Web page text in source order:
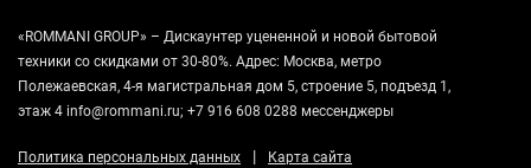
«ROMMANI GROUP» – Дискаунтер уцененной и новой бытовой
техники со скидками от 30-80%. Адрес: Москва, метро
Полежаевская, 4-я магистральная дом 5, строение 5, подъезд 1,
этаж 4 info@rommani.ru; +7 916 608 0288 мессенджеры
Политика персональных данных | Карта сайта